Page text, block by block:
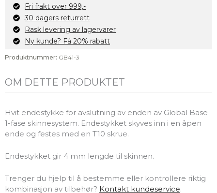
endestykke,
hvit
antall
Fri frakt over 999,-
30 dagers returrett
Rask levering av lagervarer
Ny kunde? Få 20% rabatt
Produktnummer: GB41-3
OM DETTE PRODUKTET
Hvit endestykke for avslutning av enden av Global Base
1-fase skinnesystem. Endestykket skyves inn i en åpen
ende og festes med en T10 skrue.
Endestykket gir 4 mm lengde til skinnen.
Trenger du hjelp til å bestemme eller kontrollere riktig
kombinasjon av tilbehør? Kontakt kundeservice.